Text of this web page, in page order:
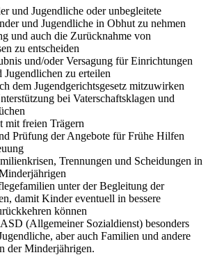
und Jugendliche oder unbegleitete
und Jugendliche in Obhut zu nehmen
und auch die Zurücknahme von
zu entscheiden
und/oder Versagung für Einrichtungen
zu erteilen
dem Jugendgerichtsgesetz mitzuwirken
bei Vaterschaftsklagen und
mit freien Trägern
Prüfung der Angebote für Frühe Hilfen
Trennungen und Scheidungen in
unter der Begleitung der
damit Kinder eventuell in bessere
können
(Allgemeiner Sozialdienst) besonders
aber auch Familien und andere
der Minderjährigen.